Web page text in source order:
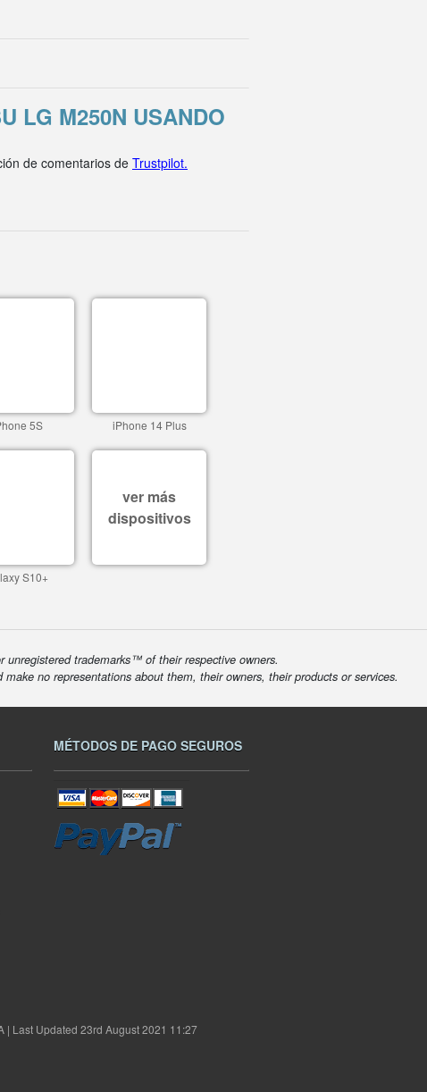
LG M250N USANDO
de comentarios de Trustpilot.
5S iPhone 14 Plus
S10+
ver más
dispositivos
unregistered trademarks™ of their respective owners.
no representations about them, their owners, their products or services.
MÉTODOS DE PAGO SEGUROS
| Last Updated 23rd August 2021 11:27